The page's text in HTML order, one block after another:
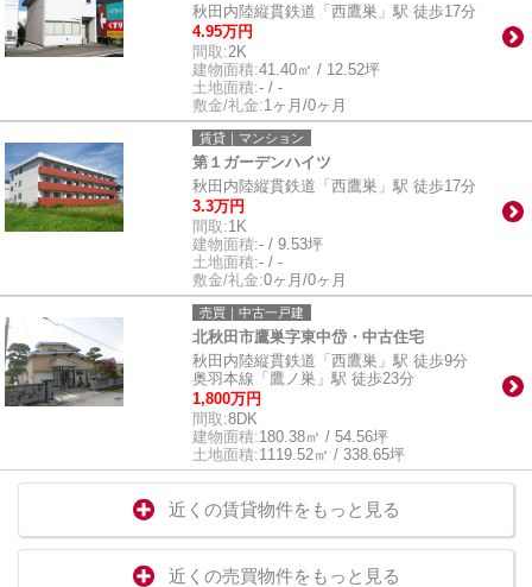
秋田内陸縦貫鉄道「西鷹巣」駅 徒歩17分
4.95万円
間取:2K
建物面積:41.40㎡ / 12.52坪
土地面積:- / -
敷金/礼金:1ヶ月/0ヶ月
賃貸｜マンション
第１ガーデンハイツ
秋田内陸縦貫鉄道「西鷹巣」駅 徒歩17分
3.3万円
間取:1K
建物面積:- / 9.53坪
土地面積:- / -
敷金/礼金:0ヶ月/0ヶ月
売買｜中古一戸建
北秋田市鷹巣字東中岱・中古住宅
秋田内陸縦貫鉄道「西鷹巣」駅 徒歩9分
奥羽本線「鷹ノ巣」駅 徒歩23分
1,800万円
間取:8DK
建物面積:180.38㎡ / 54.56坪
土地面積:1119.52㎡ / 338.65坪
近くの賃貸物件をもっと見る
近くの売買物件をもっと見る